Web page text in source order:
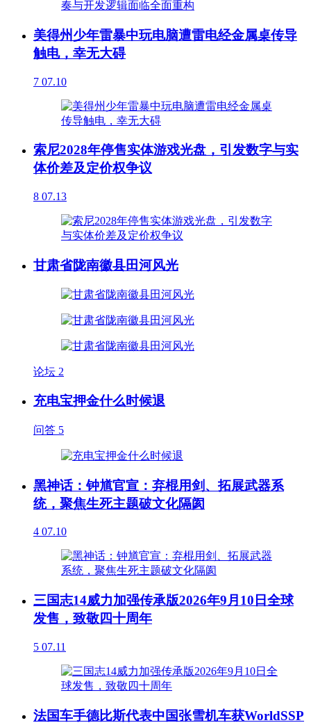
美得州少年雷暴中玩电脑遭雷电经金属桌传导
触电，幸无大碍
7 07.10
索尼2028年停售实体游戏光盘，引发数字与实
体价差及定价权争议
8 07.13
甘肃省陇南徽县田河风光
论坛 2
充电宝押金什么时候退
问答 5
黑神话：钟馗官宣：弃棍用剑、拓展武器系
统，聚焦生死主题破文化隔阂
4 07.10
三国志14威力加强传承版2026年9月10日全球
发售，致敬四十周年
5 07.11
法国车手德比斯代表中国张雪机车获WorldSSP